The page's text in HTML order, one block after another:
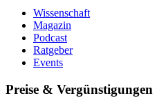
Wissenschaft
Magazin
Podcast
Ratgeber
Events
Preise & Vergünstigungen